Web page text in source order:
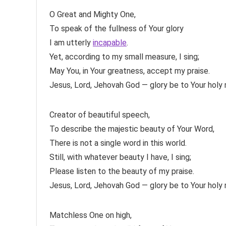
O Great and Mighty One,
To speak of the fullness of Your glory
I am utterly incapable.
Yet, according to my small measure, I sing;
May You, in Your greatness, accept my praise.
Jesus, Lord, Jehovah God — glory be to Your holy
Creator of beautiful speech,
To describe the majestic beauty of Your Word,
There is not a single word in this world.
Still, with whatever beauty I have, I sing;
Please listen to the beauty of my praise.
Jesus, Lord, Jehovah God — glory be to Your holy
Matchless One on high,